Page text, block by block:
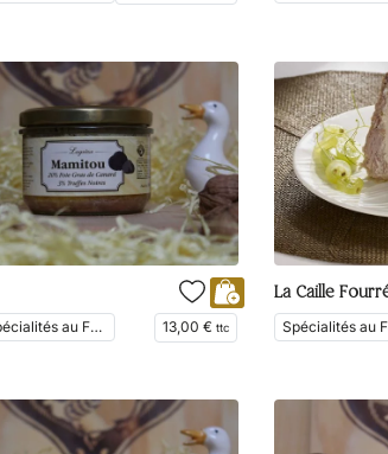
Pâtés, Spécialités au Foie Gras, Tartinades 13,00€ ttc